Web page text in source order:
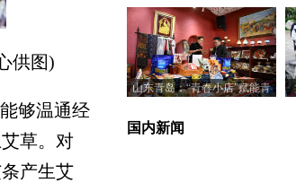
供图)
够温通经
草。对
产生艾
人“趣味护考”
山东青岛：“青春小店”赋能青
国内新闻